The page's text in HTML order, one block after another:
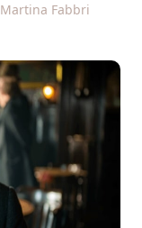
Martina Fabbri